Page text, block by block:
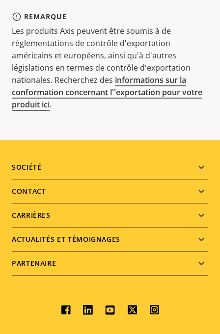
REMARQUE
Les produits Axis peuvent être soumis à de
réglementations de contrôle d'exportation
américains et européens, ainsi qu'à d'autres
législations en termes de contrôle d'exportation
nationales. Recherchez des informations sur la
conformation concernant l''exportation pour votre
produit ici.
Footer
menu
SOCIÉTÉ
CONTACT
CARRIÈRES
ACTUALITÉS ET TÉMOIGNAGES
PARTENAIRE
Social